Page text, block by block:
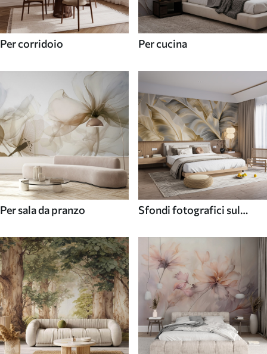
Per corridoio Per cucina
Per sala da pranzo
Sfondi fotografici sul